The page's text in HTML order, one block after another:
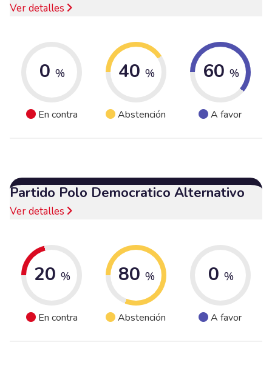
Ver detalles
0 %
En contra
40 %
Abstención
60 %
A favor
Partido Polo Democratico Alternativo
Ver detalles
20 %
En contra
80 %
Abstención
0 %
A favor